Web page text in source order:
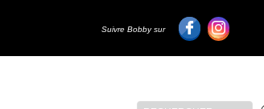
Suivre Bobby sur